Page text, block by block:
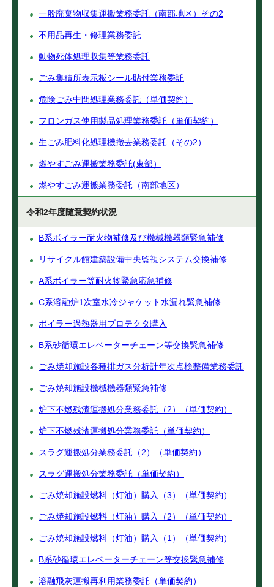
一般廃棄物収集運搬業務委託（南部地区）その2
不用品再生・修理業務委託
動物死体処理収集等業務委託
ごみ集積所表示板シール貼付業務委託
危険ごみ中間処理業務委託（単価契約）
フロンガス使用製品処理業務委託（単価契約）
生ごみ肥料化処理機撤去業務委託（その2）
燃やすごみ運搬業務委託(東部）
燃やすごみ運搬業務委託（南部地区）
令和2年度随意契約状況
B系ボイラー耐火物補修及び機械機器類緊急補修
リサイクル館建築設備中央監視システム交換補修
A系ボイラー等耐火物緊急応急補修
C系溶融炉1次室水冷ジャケット水漏れ緊急補修
ボイラー過熱器用プロテクタ購入
B系砂循環エレベーターチェーン等交換緊急補修
ごみ焼却施設各種排ガス分析計年次点検整備業務委託
ごみ焼却施設機械機器類緊急補修
炉下不燃残渣運搬処分業務委託（2）（単価契約）
炉下不燃残渣運搬処分業務委託（単価契約）
スラグ運搬処分業務委託（2）（単価契約）
スラグ運搬処分業務委託（単価契約）
ごみ焼却施設燃料（灯油）購入（3）（単価契約）
ごみ焼却施設燃料（灯油）購入（2）（単価契約）
ごみ焼却施設燃料（灯油）購入（1）（単価契約）
B系砂循環エレベーターチェーン等交換緊急補修
溶融飛灰運搬再利用業務委託（単価契約）